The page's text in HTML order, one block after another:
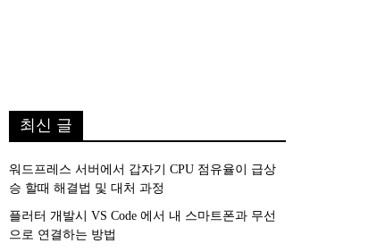
최신 글
워드프레스 서버에서 갑자기 CPU 점유율이 급상
승 할때 해결법 및 대처 과정
플러터 개발시 VS Code 에서 내 스마트폰과 무선
으로 연결하는 방법